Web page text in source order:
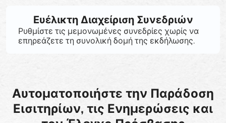
Ευέλικτη Διαχείριση Συνεδριών
Ρυθμίστε τις μεμονωμένες συνεδρίες χωρίς να
επηρεάζετε τη συνολική δομή της εκδήλωσης.
Αυτοματοποιήστε την Παράδοση
Εισιτηρίων, τις Ενημερώσεις και